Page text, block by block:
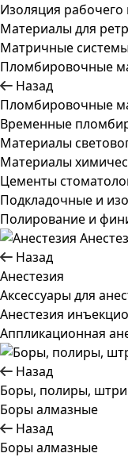
Изоляция
Материалы для
Матричные
Пломбировочные
Назад
Пломбировочные
Временные
Материалы
Материалы
Цементы
Подкладочные и
Полирование и
Назад
Анестезия
Аксессуары для
Анестезия
Аппликационная
Назад
Боры, полиры,
Боры алмазные
Назад
Боры алмазные